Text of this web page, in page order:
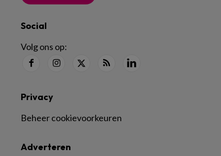
Social
Volg ons op:
Adverteren
Privacy
Beheer cookievoorkeuren